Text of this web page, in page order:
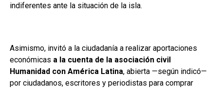
indiferentes ante la situación de la isla.
Asimismo, invitó a la ciudadanía a realizar aportaciones
económicas a la cuenta de la asociación civil
Humanidad con América Latina, abierta —según indicó—
por ciudadanos, escritores y periodistas para comprar